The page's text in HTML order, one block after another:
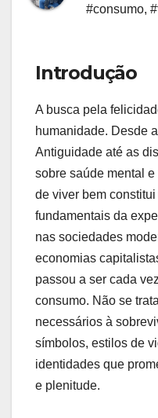
#consumo,
Introdução
A busca pela
humanidade. Desde
Antiguidade até as
sobre saúde mental
de viver bem
fundamentais da
nas sociedades
economias
passou a ser cada
consumo. Não se
necessários à
símbolos, estilos de
identidades que
e plenitude.